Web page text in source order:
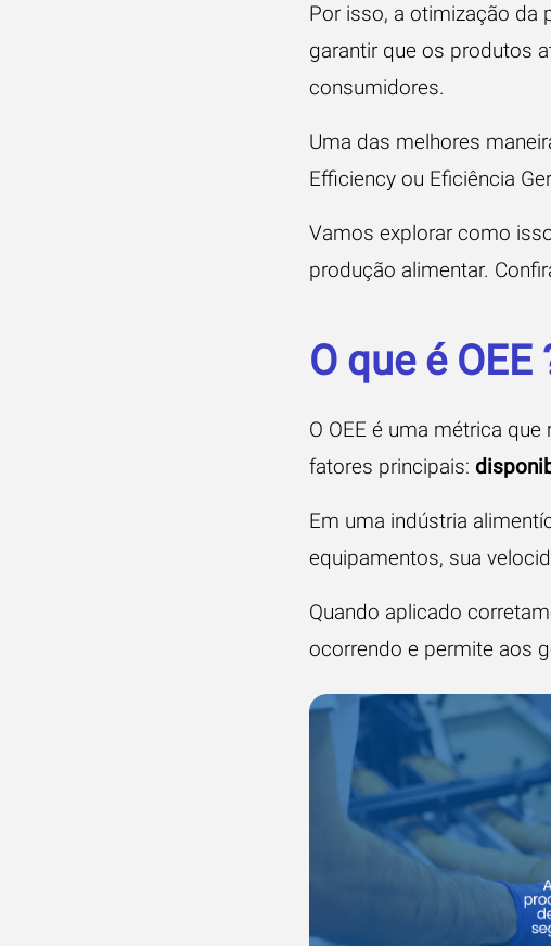
Por isso, a otimização da
garantir que os produtos
consumidores.
Uma das melhores
Efficiency ou Eficiência
Vamos explorar como
produção alimentar.
O que é OEE
O OEE é uma métrica
fatores principais:
Em uma indústria
equipamentos, sua
Quando aplicado
ocorrendo e permite aos